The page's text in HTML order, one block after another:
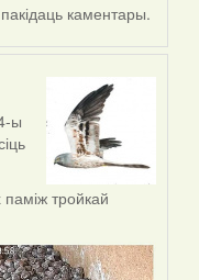
каментары.
ы
тройкай